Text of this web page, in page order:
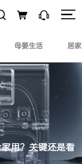
母婴生活 居
用？关键还是看